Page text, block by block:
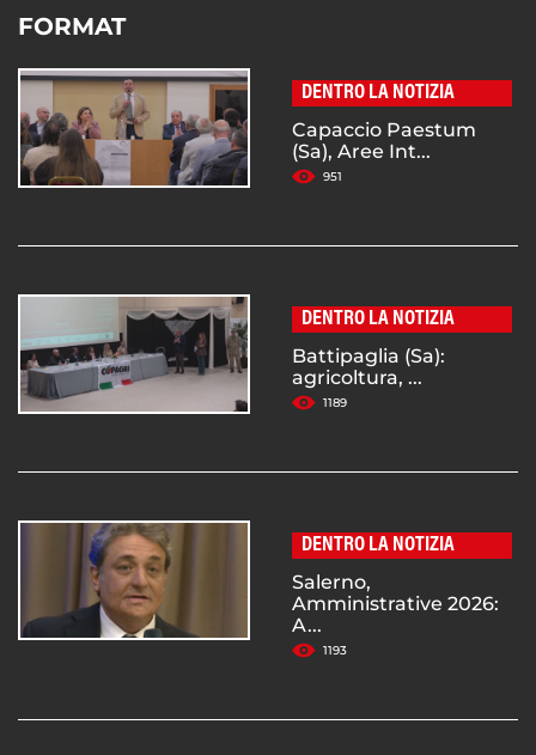
FORMAT
DENTRO LA NOTIZIA
Capaccio Paestum
(Sa), Aree Int...
951
DENTRO LA NOTIZIA
Battipaglia (Sa):
agricoltura, ...
1189
DENTRO LA NOTIZIA
Salerno,
Amministrative 2026:
A...
1193